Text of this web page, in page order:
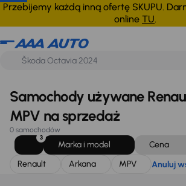
Przebijemy każdą inną ofertę SKUPU.
online TU.
Renault Arkana MPV Anuluj
Samochody używane
MPV na sprzedaż
0 samochodów
3
Marka i model Cena
Renault
Arkana MPV Anuluj